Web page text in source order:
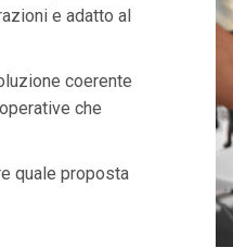
e adatto al
coerente
che
quale proposta